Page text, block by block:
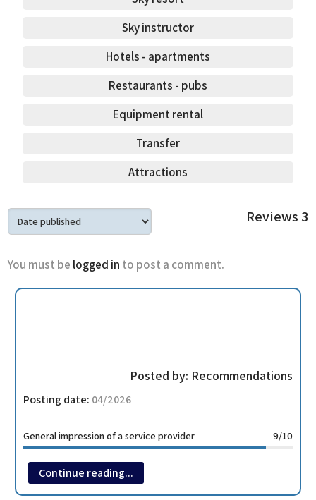
Sky instructor
Hotels - apartments
Restaurants - pubs
Equipment rental
Transfer
Attractions
Reviews 3
You must be logged in to post a comment.
Posted by: Recommendations
Posting date: 04/2026
General impression of a service provider 9/10
מלון דירות עם אפשרות לארוחת בוקר עם חנות השכרת ציוד.
מיקום טוב , ממש מעבר לכביש הראשי. משם או ברגל 7 דקות
Continue reading...